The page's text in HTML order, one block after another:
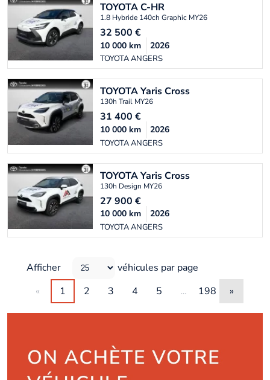
TOYOTAC-HR
1.8 Hybride 140ch Graphic MY26
32 500 €
TOYOTA ANGERS
10 000 km 2026
TOYOTAYaris Cross
130h Trail MY26
31 400 €
TOYOTA ANGERS
10 000 km 2026
TOYOTAYaris Cross
130h Design MY26
27 900 €
TOYOTA ANGERS
10 000 km 2026
Afficher
véhicules par page
«
1 2 3 4 5 … 198 »